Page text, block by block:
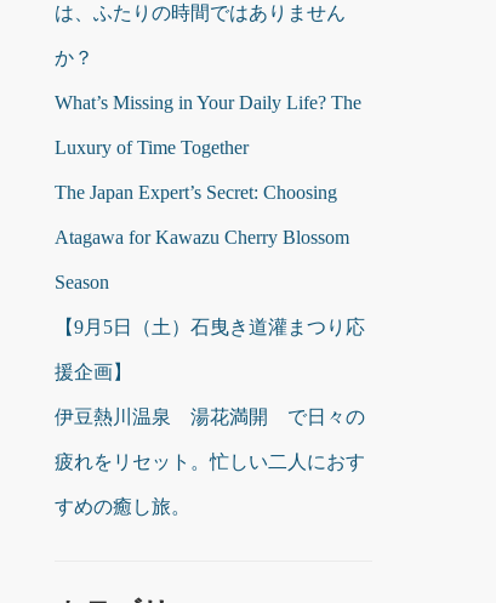
は、ふたりの時間ではありません
か？
What’s Missing in Your Daily Life? The
Luxury of Time Together
The Japan Expert’s Secret: Choosing
Atagawa for Kawazu Cherry Blossom
Season
【9月5日（土）石曳き道灌まつり応
援企画】
伊豆熱川温泉 湯花満開 で日々の
疲れをリセット。忙しい二人におす
すめの癒し旅。